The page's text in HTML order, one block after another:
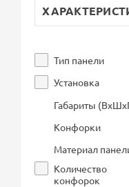
Тип панели
Установка
Габариты
Конфорки
Материал
Количество
конфорок